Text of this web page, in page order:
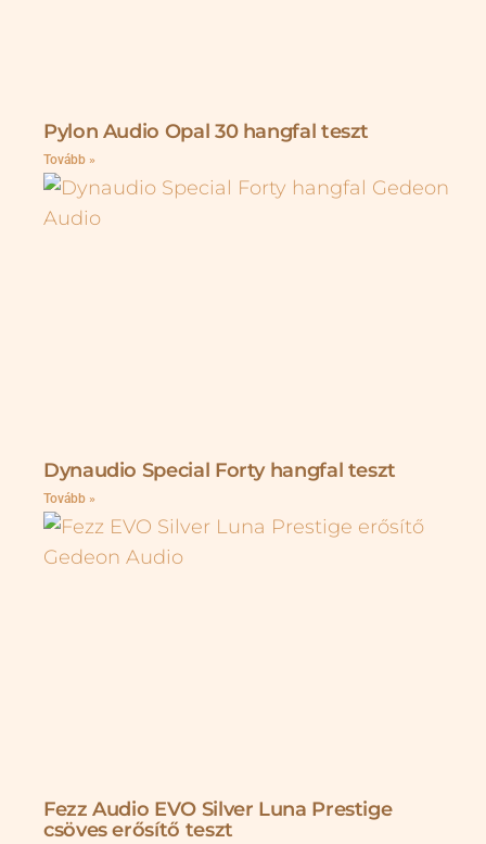
Pylon Audio Opal 30 hangfal teszt
Tovább »
Dynaudio Special Forty hangfal teszt
Tovább »
Fezz Audio EVO Silver Luna Prestige
csöves erősítő teszt